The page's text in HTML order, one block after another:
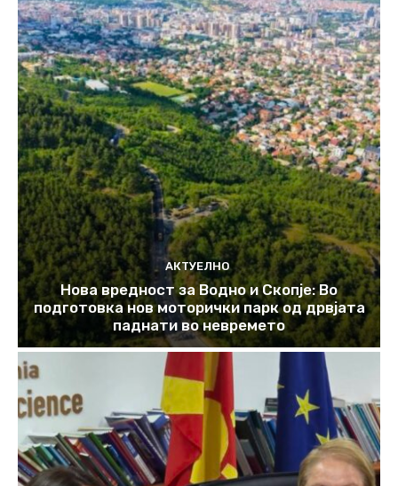
АКТУЕЛНО
Нова вредност за Водно и Скопје: Во
подготовка нов моторички парк од дрвјата
паднати во невремето